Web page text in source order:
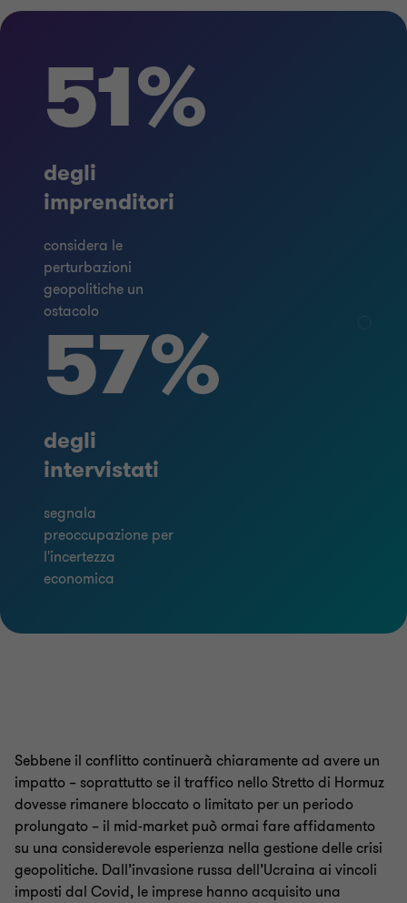
51%
degli
imprenditori
considera le
perturbazioni
geopolitiche un
ostacolo
57%
degli
intervistati
segnala
preoccupazione per
l'incertezza
economica
Sebbene il conflitto continuerà chiaramente ad avere un
impatto – soprattutto se il traffico nello Stretto di Hormuz
dovesse rimanere bloccato o limitato per un periodo
prolungato – il mid-market può ormai fare affidamento
su una considerevole esperienza nella gestione delle crisi
geopolitiche. Dall’invasione russa dell’Ucraina ai vincoli
imposti dal Covid, le imprese hanno acquisito una